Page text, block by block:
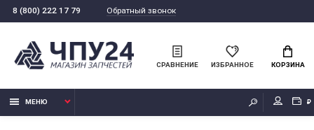
8 (800) 222 17 79 Обратный звонок
СРАВНЕНИЕ ИЗБРАННОЕ КОРЗИНА
МЕНЮ ₽